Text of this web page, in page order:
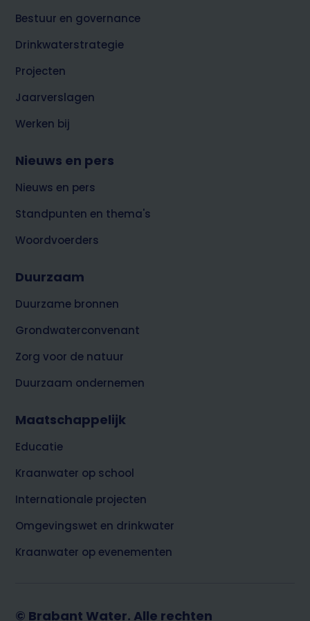
Water
Bestuur en governance
Drinkwaterstrategie
Projecten
Jaarverslagen
Werken bij
Nieuws en pers
Nieuws en pers
Standpunten en thema's
Woordvoerders
Duurzaam
Duurzame bronnen
Grondwaterconvenant
Zorg voor de natuur
Duurzaam ondernemen
Maatschappelijk
Educatie
Kraanwater op school
Internationale projecten
Omgevingswet en drinkwater
Kraanwater op evenementen
© Brabant Water. Alle rechten